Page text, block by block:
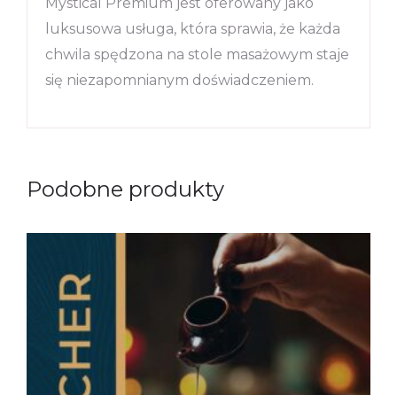
luksusowa usługa, która sprawia, że każda
chwila spędzona na stole masażowym staje
się niezapomnianym doświadczeniem.
Podobne produkty